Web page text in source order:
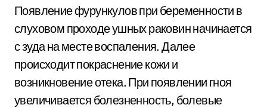
Появление фурункулов при беременности в
слуховом проходе ушных раковин начинается
с зуда на месте воспаления. Далее
происходит покраснение кожи и
возникновение отека. При появлении гноя
увеличивается болезненность, болевые